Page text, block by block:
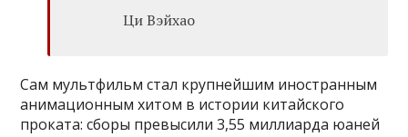
Ци Вэйхао
Сам мультфильм стал крупнейшим иностранным
анимационным хитом в истории китайского
проката: сборы превысили 3,55 миллиарда юаней